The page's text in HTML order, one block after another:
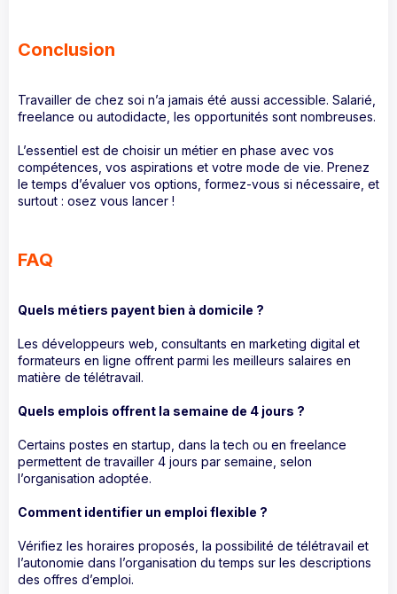
Conclusion
Travailler de chez soi n’a jamais été aussi accessible. Salarié,
freelance ou autodidacte, les opportunités sont nombreuses.
L’essentiel est de choisir un métier en phase avec vos
compétences, vos aspirations et votre mode de vie. Prenez
le temps d’évaluer vos options, formez-vous si nécessaire, et
surtout : osez vous lancer !
FAQ
Quels métiers payent bien à domicile ?
Les développeurs web, consultants en marketing digital et
formateurs en ligne offrent parmi les meilleurs salaires en
matière de télétravail.
Quels emplois offrent la semaine de 4 jours ?
Certains postes en startup, dans la tech ou en freelance
permettent de travailler 4 jours par semaine, selon
l’organisation adoptée.
Comment identifier un emploi flexible ?
Vérifiez les horaires proposés, la possibilité de télétravail et
l’autonomie dans l’organisation du temps sur les descriptions
des offres d’emploi.